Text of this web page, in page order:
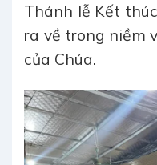
Thánh lễ Kết
ra về trong niềm
của Chúa.